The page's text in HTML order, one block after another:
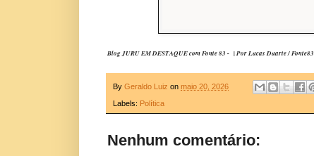
Blog JURU EM DESTAQUE com Fonte 83 - | PorLucas Duarte / Fonte83
By Geraldo Luiz on maio 20, 2026
Labels: Política
Nenhum comentário: